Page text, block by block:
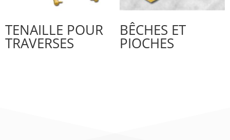
TENAILLE POUR
TRAVERSES
BÊCHES ET
PIOCHES